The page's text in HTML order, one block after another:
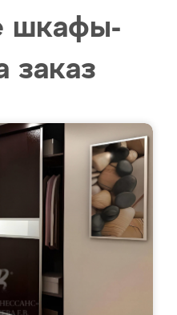
шкафы-
заказ